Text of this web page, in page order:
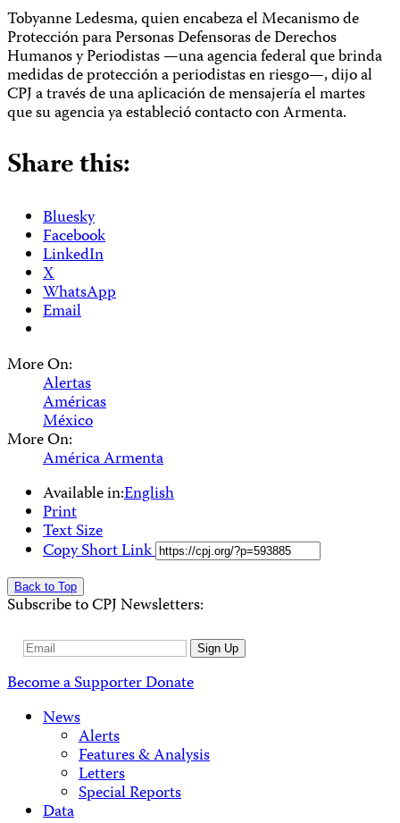
Tobyanne Ledesma, quien encabeza el Mecanismo de
Protección para Personas Defensoras de Derechos
Humanos y Periodistas —una agencia federal que brinda
medidas de protección a periodistas en riesgo—, dijo al
CPJ a través de una aplicación de mensajería el martes
que su agencia ya estableció contacto con Armenta.
Share this:
Bluesky
Facebook
LinkedIn
X
WhatsApp
Email
More On:
Alertas
Américas
México
More On:
América Armenta
Available in:English
Print
Text Size
Copy Short Link
Back to Top
Subscribe to CPJ Newsletters:
Email
Sign Up
Become a SupporterDonate
News
Alerts
Features & Analysis
Letters
Special Reports
Data